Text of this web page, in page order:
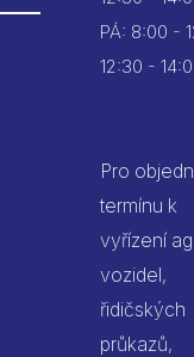
PÁ: 8:00 -
12:30 -
Pro
termínu k
vyřízení
vozidel,
řidičských
průkazů,